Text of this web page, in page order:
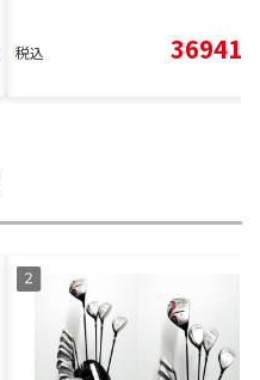
税込 36941